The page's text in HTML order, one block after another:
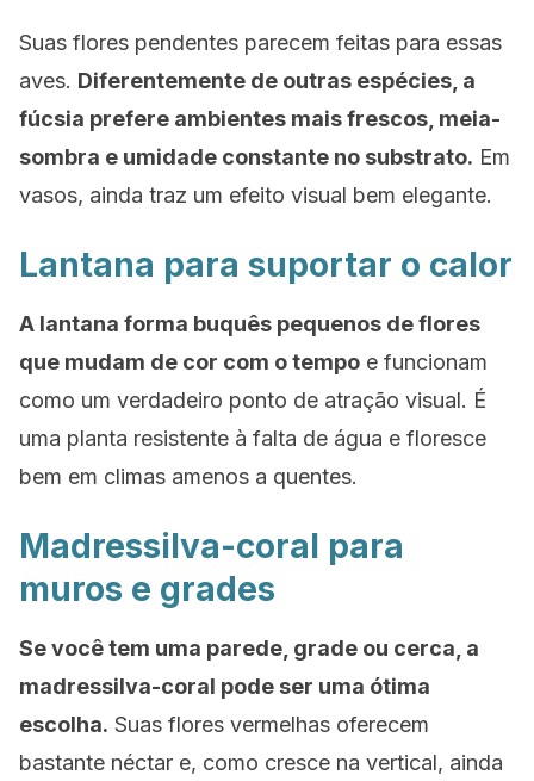
Suas flores pendentes parecem feitas para essas
aves. Diferentemente de outras espécies, a
fúcsia prefere ambientes mais frescos, meia-
sombra e umidade constante no substrato. Em
vasos, ainda traz um efeito visual bem elegante.
Lantana para suportar o calor
A lantana forma buquês pequenos de flores
que mudam de cor com o tempo e funcionam
como um verdadeiro ponto de atração visual. É
uma planta resistente à falta de água e floresce
bem em climas amenos a quentes.
Madressilva-coral para
muros e grades
Se você tem uma parede, grade ou cerca, a
madressilva-coral pode ser uma ótima
escolha. Suas flores vermelhas oferecem
bastante néctar e, como cresce na vertical, ainda